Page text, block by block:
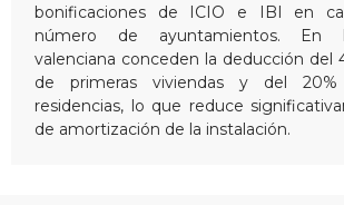
bonificaciones de ICIO e IBI en
número de ayuntamientos. En
valenciana conceden la deducción del
de primeras viviendas y del 20%
residencias, lo que reduce
de amortización de la instalación.